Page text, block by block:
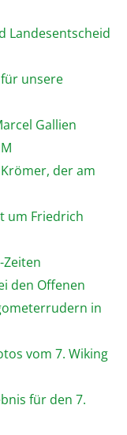
Landesentscheid
unsere
Gallien
der am
um Friedrich
Zeiten
den Offenen
in
vom 7. Wiking
für den 7.